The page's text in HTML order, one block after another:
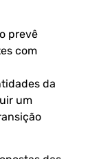
prevê
com
da
um